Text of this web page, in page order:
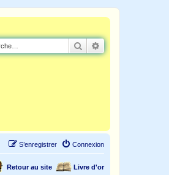
Rechercher
Connexion
S’enregistrer
Livre d'or
Retour au site